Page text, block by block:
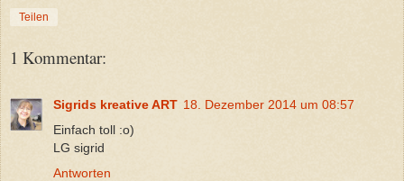
Teilen
1 Kommentar:
Sigrids kreative ART 18. Dezember 2014 um 08:57
Einfach toll :o)
LG sigrid
Antworten